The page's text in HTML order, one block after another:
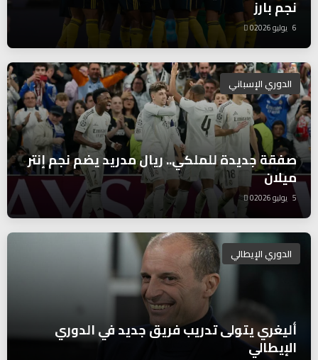
نجم بارز
6 يوليو 2026 0
الدوري الإسباني
صفقة جديدة للملكي.. ريال مدريد يضم نجم إنتر
ميلان
5 يوليو 2026 0
الدوري الإيطالي
أليغري يتولى تدريب فريق جديد في الدوري
الإيطالي